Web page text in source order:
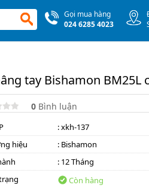
Gọi mua hàng
024 6285 4023
tay Bishamon BM25L
0 Bình luận
: xkh-137
hiệu
: Bishamon
: 12 Tháng
Còn hàng